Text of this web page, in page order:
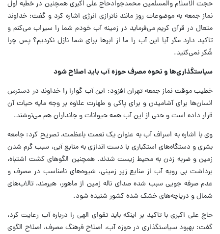
حجت الاسلام والمسلمین محمدجوادحاج علی اکبری همچنین در خطبه اول
نماز جمعه به موضوعات روز مانند ناترازی انرژی اشاره کرد و گفت: خداوند
متعال در قرآن کریم می‌فرماید در زمینه آب خودم شما را سیراب می‌کنم و
تاکید دارد مگر آیا این آب را ما از ابرها برای شما نازل نکردیم؟ پس چرا
شُکر نمی‌کنید.
سیاستگذاری‌ها و نحوه مصرف حوزه آب باید اصلاح شود
خطیب موقت نماز جمعه تهران افزود: این آب گوارا را خداوند در دسترس
انسان‌ها برای آشامیدن و برای پاکی و طهارت علاوه بر وجه مایه حیات آن
قرار داده است و حتی از این آب همه حیوانات و جانداران هم می‌نوشند.
وی با اشاره به اسراف آب به عنوان یک نعمت باعظمت، تصریح کرد: جامعه
بشری و دستگاه‌های استکباری با دست اندازی به منابع آبی، سبب گرم شدن
زمین و ضربه زدن به محیط زیست شدند. همچنین الگوهای کشت اشتباه،
برداشت بی رویه آب از منابع زیر زمینی، شیوه‌های نامناسب در مصرف و
عدم صرفه جویی سبب شده صدای ناله زمین از ماهور، هیرمند، تالاب‌های
شمال و دریاچه‌های خشک شده کشور شنیده شود.
حاج علی اکبری با تاکید بر اینکه باید تقوای الهی را درباره آب رعایت کرد،
گفت: بهبود سیاستگذاری در حوزه آب، اصلاح فرهنگ مصرف، اصلاح الگوی